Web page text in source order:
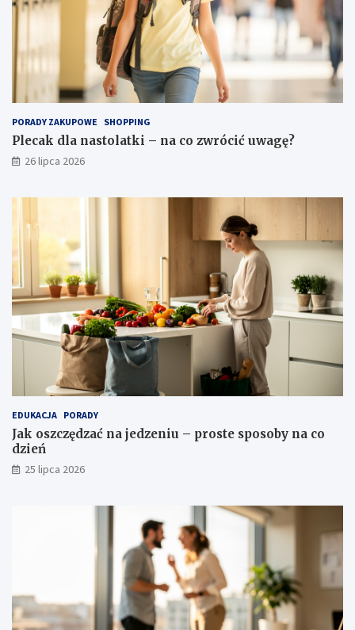
PORADY ZAKUPOWE SHOPPING
Plecak dla nastolatki – na co zwrócić uwagę?
26 lipca 2026
EDUKACJA PORADY
Jak oszczędzać na jedzeniu – proste sposoby na co
dzień
25 lipca 2026